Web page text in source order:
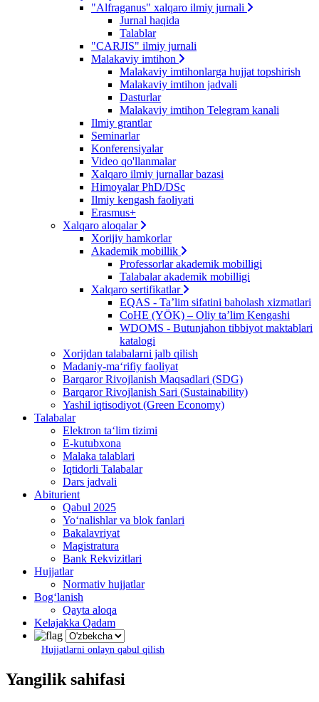
"Alfraganus" xalqaro ilmiy jurnali
Jurnal haqida
Talablar
"CARJIS" ilmiy jurnali
Malakaviy imtihon
Malakaviy imtihonlarga hujjat topshirish
Malakaviy imtihon jadvali
Dasturlar
Malakaviy imtihon Telegram kanali
Ilmiy grantlar
Seminarlar
Konferensiyalar
Video qo'llanmalar
Xalqaro ilmiy jurnallar bazasi
Himoyalar PhD/DSc
Ilmiy kengash faoliyati
Erasmus+
Xalqaro aloqalar
Xorijiy hamkorlar
Akademik mobillik
Professorlar akademik mobilligi
Talabalar akademik mobilligi
Xalqaro sertifikatlar
EQAS - Ta’lim sifatini baholash xizmatlari
CoHE (YÖK) – Oliy ta’lim Kengashi
WDOMS - Butunjahon tibbiyot maktablari
katalogi
Xorijdan talabalarni jalb qilish
Madaniy-ma‘rifiy faoliyat
Barqaror Rivojlanish Maqsadlari (SDG)
Barqaror Rivojlanish Sari (Sustainability)
Yashil iqtisodiyot (Green Economy)
Talabalar
Elektron ta‘lim tizimi
E-kutubxona
Malaka talablari
Iqtidorli Talabalar
Dars jadvali
Abiturient
Qabul 2025
Yo‘nalishlar va blok fanlari
Bakalavriyat
Magistratura
Bank Rekvizitlari
Hujjatlar
Normativ hujjatlar
Bog‘lanish
Qayta aloqa
Kelajakka Qadam
Hujjatlarni onlayn qabul qilish
Yangilik sahifasi